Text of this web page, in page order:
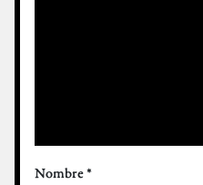
Nombre*